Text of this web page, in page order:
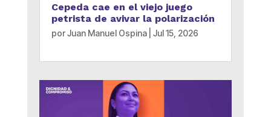
Cepeda cae en el viejo juego
petrista de avivar la polarización
porJuan Manuel Ospina| Jul 15, 2026